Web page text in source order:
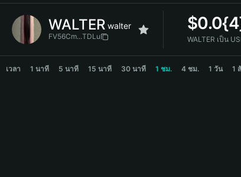
简体中文
繁體中文
Bahasa Indonesia
WALTER walter
FV56Cm...TDLu
$
WALTER เป็น
WALTER Price Chart
เวลา 1 นาที 5 นาที 15 นาที 30 นาที 1 ชม. 4 ชม. 1 วัน 1